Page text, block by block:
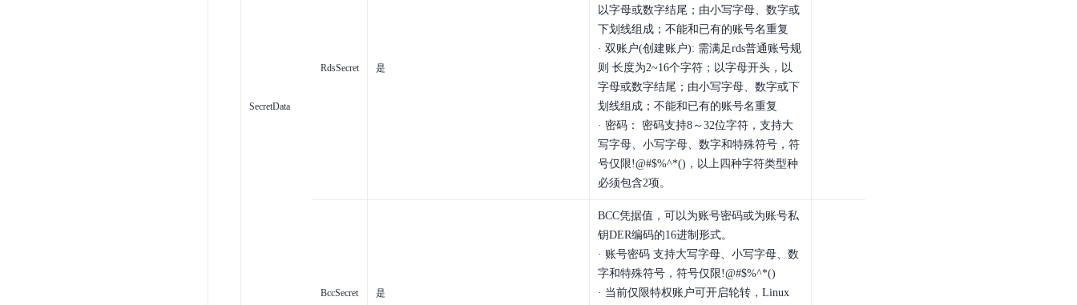
SecretData
RdsSecret 是
以字母或数字结尾；由小写字母、数字或
下划线组成；不能和已有的账号名重复
· 双账户(创建账户): 需满足rds普通账号规
则 长度为2~16个字符；以字母开头，以
字母或数字结尾；由小写字母、数字或下
划线组成；不能和已有的账号名重复
· 密码： 密码支持8～32位字符，支持大
写字母、小写字母、数字和特殊符号，符
号仅限!@#$%^*()，以上四种字符类型种
必须包含2项。
BccSecret 是
BCC凭据值，可以为账号密码或为账号私
钥DER编码的16进制形式。
· 账号密码 支持大写字母、小写字母、数
字和特殊符号，符号仅限!@#$%^*()
· 当前仅限特权账户可开启轮转，Linux